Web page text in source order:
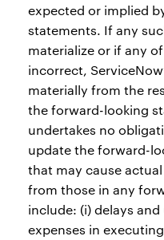
expected or implied
statements. If any
materialize or if any
incorrect,
materially from the
the forward-looking
undertakes no
update the forward-
that may cause
from those in any
include: (i) delays
expenses in